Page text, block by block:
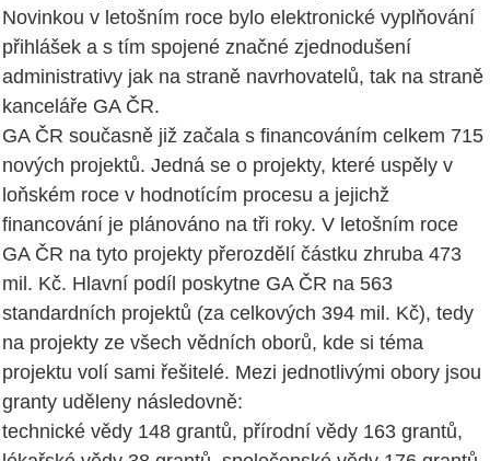
Novinkou v letošním roce bylo elektronické vyplňování
přihlášek a s tím spojené značné zjednodušení
administrativy jak na straně navrhovatelů, tak na straně
kanceláře GA ČR.
GA ČR současně již začala s financováním celkem 715
nových projektů. Jedná se o projekty, které uspěly v
loňském roce v hodnotícím procesu a jejichž
financování je plánováno na tři roky. V letošním roce
GA ČR na tyto projekty přerozdělí částku zhruba 473
mil. Kč. Hlavní podíl poskytne GA ČR na 563
standardních projektů (za celkových 394 mil. Kč), tedy
na projekty ze všech vědních oborů, kde si téma
projektu volí sami řešitelé. Mezi jednotlivými obory jsou
granty uděleny následovně:
technické vědy 148 grantů, přírodní vědy 163 grantů,